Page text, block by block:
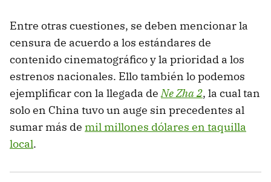
Entre otras cuestiones, se deben mencionar la
censura de acuerdo a los estándares de
contenido cinematográfico y la prioridad a los
estrenos nacionales. Ello también lo podemos
ejemplificar con la llegada de Ne Zha 2, la cual tan
solo en China tuvo un auge sin precedentes al
sumar más de mil millones dólares en taquilla
local.